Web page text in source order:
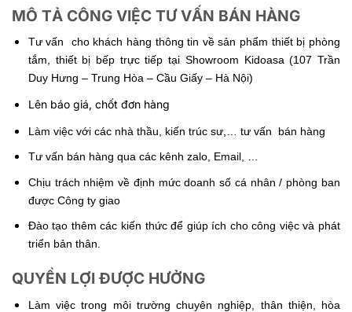
MÔ TẢ CÔNG VIỆC TƯ VẤN BÁN HÀNG
Tư vấn cho khách hàng thông tin về sản phẩm thiết bị phòng
tắm, thiết bị bếp trực tiếp tại Showroom Kidoasa (107 Trần
Duy Hưng – Trung Hòa – Cầu Giấy – Hà Nội)
Lên báo giá, chốt đơn hàng
Làm việc với các nhà thầu, kiến trúc sư,… tư vấn bán hàng
Tư vấn bán hàng qua các kênh zalo, Email, …
Chịu trách nhiệm về định mức doanh số cá nhân / phòng ban
được Công ty giao
Đào tạo thêm các kiến thức để giúp ích cho công việc và phát
triển bản thân.
QUYỀN LỢI ĐƯỢC HƯỞNG
Làm việc trong môi trường chuyên nghiệp, thân thiện, hòa